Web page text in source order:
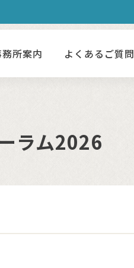
所案内 よくあるご質問
ラム2026